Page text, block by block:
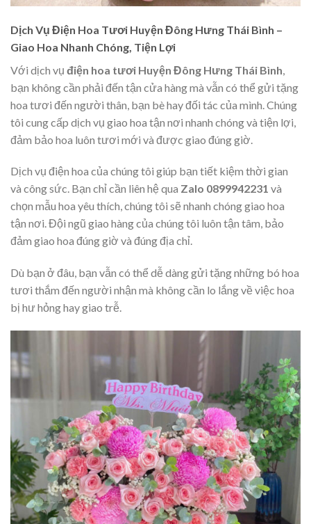
Dịch Vụ Điện Hoa Tươi Huyện Đông Hưng Thái Bình –
Giao Hoa Nhanh Chóng, Tiện Lợi
Với dịch vụ điện hoa tươi Huyện Đông Hưng Thái Bình
bạn không cần phải đến tận cửa hàng mà vẫn có thể gửi tặng
hoa tươi đến người thân, bạn bè hay đối tác của mình. Chúng
tôi cung cấp dịch vụ giao hoa tận nơi nhanh chóng và tiện lợi,
đảm bảo hoa luôn tươi mới và được giao đúng giờ.
Dịch vụ điện hoa của chúng tôi giúp bạn tiết kiệm thời gian
và công sức. Bạn chỉ cần liên hệ qua Zalo 0899942231 và
chọn mẫu hoa yêu thích, chúng tôi sẽ nhanh chóng giao hoa
tận nơi. Đội ngũ giao hàng của chúng tôi luôn tận tâm, bảo
đảm giao hoa đúng giờ và đúng địa chỉ.
Dù bạn ở đâu, bạn vẫn có thể dễ dàng gửi tặng những bó hoa
tươi thắm đến người nhận mà không cần lo lắng về việc hoa
bị hư hỏng hay giao trễ.